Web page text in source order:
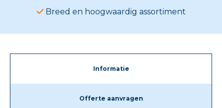
Breed en hoogwaardig assortiment
Informatie
Offerte aanvragen